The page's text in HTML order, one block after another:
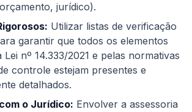
jurídico).
Utilizar listas de verificação
garantir que todos os elementos
Lei nº 14.333/2021 e pelas normativas
controle estejam presentes e
detalhados.
o Jurídico: Envolver a assessoria